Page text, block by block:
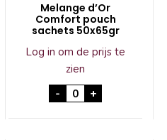
snf 4x1000gr aantal
Melange d’Or
Comfort pouch
sachets 50x65gr
Log in om de prijs te
zien
- Melange d'Or
+